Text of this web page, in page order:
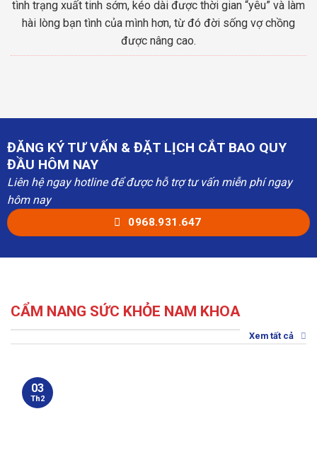
tình trạng xuất tinh sớm, kéo dài được thời gian “yêu” và làm
hài lòng bạn tình của mình hơn, từ đó đời sống vợ chồng
được nâng cao.
ĐĂNG KÝ TƯ VẤN & ĐẶT LỊCH CẮT BAO QUY
ĐẦU HÔM NAY
Liên hệ ngay hotline để được hỗ trợ tư vấn miễn phí ngay
hôm nay
0968.931.647
CẨM NANG SỨC KHỎE NAM KHOA
Xem tất cả
03
Th2